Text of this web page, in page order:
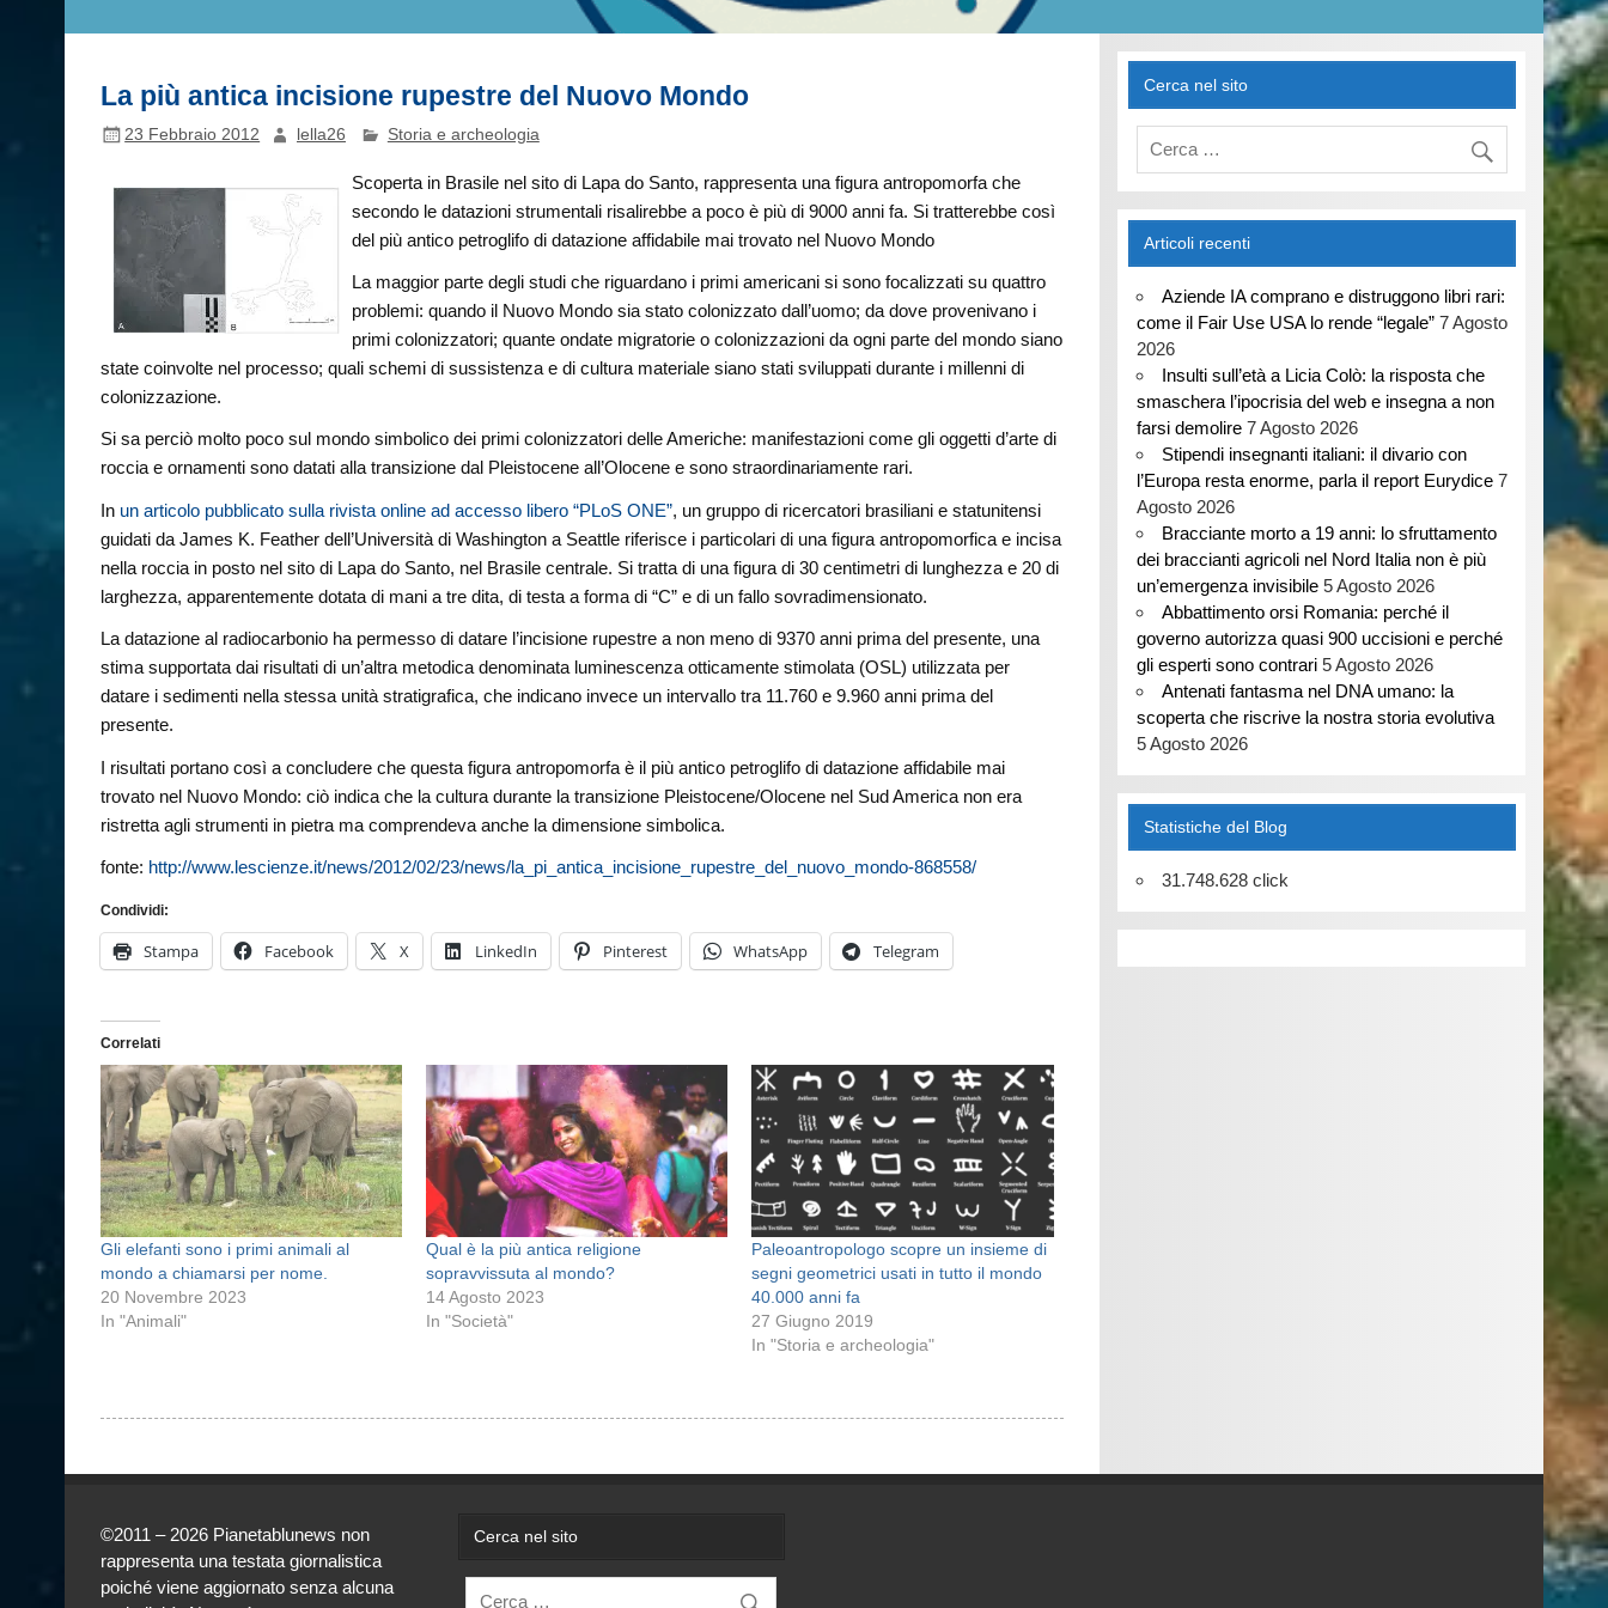
La più antica incisione rupestre del Nuovo Mondo
23 Febbraio 2012 lella26 Storia e archeologia
Scoperta in Brasile nel sito di Lapa do Santo, rappresenta una figura antropomorfa che
secondo le datazioni strumentali risalirebbe a poco è più di 9000 anni fa. Si tratterebbe così
del più antico petroglifo di datazione affidabile mai trovato nel Nuovo Mondo
La maggior parte degli studi che riguardano i primi americani si sono focalizzati su quattro
problemi: quando il Nuovo Mondo sia stato colonizzato dall’uomo; da dove provenivano i
primi colonizzatori; quante ondate migratorie o colonizzazioni da ogni parte del mondo siano
state coinvolte nel processo; quali schemi di sussistenza e di cultura materiale siano stati sviluppati durante i millenni di
colonizzazione.
Si sa perciò molto poco sul mondo simbolico dei primi colonizzatori delle Americhe: manifestazioni come gli oggetti d’arte di
roccia e ornamenti sono datati alla transizione dal Pleistocene all’Olocene e sono straordinariamente rari.
In un articolo pubblicato sulla rivista online ad accesso libero “PLoS ONE”, un gruppo di ricercatori brasiliani e statunitensi
guidati da James K. Feather dell’Università di Washington a Seattle riferisce i particolari di una figura antropomorfica e incisa
nella roccia in posto nel sito di Lapa do Santo, nel Brasile centrale. Si tratta di una figura di 30 centimetri di lunghezza e 20 di
larghezza, apparentemente dotata di mani a tre dita, di testa a forma di “C” e di un fallo sovradimensionato.
La datazione al radiocarbonio ha permesso di datare l’incisione rupestre a non meno di 9370 anni prima del presente, una
stima supportata dai risultati di un’altra metodica denominata luminescenza otticamente stimolata (OSL) utilizzata per
datare i sedimenti nella stessa unità stratigrafica, che indicano invece un intervallo tra 11.760 e 9.960 anni prima del
presente.
I risultati portano così a concludere che questa figura antropomorfa è il più antico petroglifo di datazione affidabile mai
trovato nel Nuovo Mondo: ciò indica che la cultura durante la transizione Pleistocene/Olocene nel Sud America non era
ristretta agli strumenti in pietra ma comprendeva anche la dimensione simbolica.
fonte: http://www.lescienze.it/news/2012/02/23/news/la_pi_antica_incisione_rupestre_del_nuovo_mondo-868558/
Condividi:
Stampa Facebook X LinkedIn Pinterest WhatsApp Telegram
Correlati
Gli elefanti sono i primi animali al
mondo a chiamarsi per nome.
20 Novembre 2023
In "Animali"
Qual è la più antica religione
sopravvissuta al mondo?
14 Agosto 2023
In "Società"
Paleoantropologo scopre un insieme di
segni geometrici usati in tutto il mondo
40.000 anni fa
27 Giugno 2019
In "Storia e archeologia"
Cerca nel sito
Articoli recenti
Aziende IA comprano e distruggono libri rari:
come il Fair Use USA lo rende “legale” 7 Agosto
2026
Insulti sull’età a Licia Colò: la risposta che
smaschera l’ipocrisia del web e insegna a non
farsi demolire 7 Agosto 2026
Stipendi insegnanti italiani: il divario con
l’Europa resta enorme, parla il report Eurydice 7
Agosto 2026
Bracciante morto a 19 anni: lo sfruttamento
dei braccianti agricoli nel Nord Italia non è più
un’emergenza invisibile 5 Agosto 2026
Abbattimento orsi Romania: perché il
governo autorizza quasi 900 uccisioni e perché
gli esperti sono contrari 5 Agosto 2026
Antenati fantasma nel DNA umano: la
scoperta che riscrive la nostra storia evolutiva
5 Agosto 2026
Statistiche del Blog
31.748.628 click
©2011 – 2026 Pianetablunews non
rappresenta una testata giornalistica
poiché viene aggiornato senza alcuna
Cerca nel sito